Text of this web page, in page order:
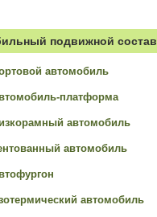
подвижной состав
автомобиль
платформа
автомобиль
автомобиль
автомобиль